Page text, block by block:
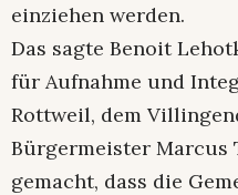
einziehen werden.
Das sagte Benoit
für Aufnahme und
Rottweil, dem
Bürgermeister
gemacht, dass die